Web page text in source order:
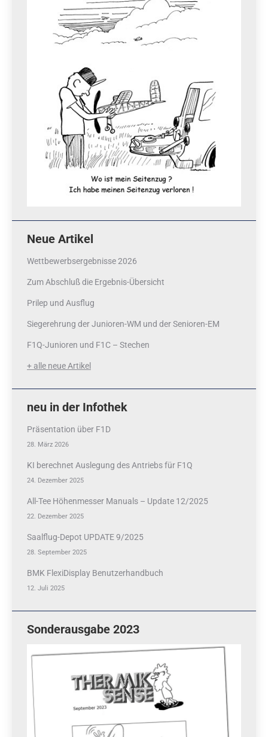
Neue Artikel
Wettbewerbsergebnisse 2026
Zum Abschluß die Ergebnis-Übersicht
Prilep und Ausflug
Siegerehrung der Junioren-WM und der Senioren-EM
F1Q-Junioren und F1C – Stechen
+ alle neue Artikel
neu in der Infothek
Präsentation über F1D
28. März 2026
KI berechnet Auslegung des Antriebs für F1Q
24. Dezember 2025
All-Tee Höhenmesser Manuals – Update 12/2025
22. Dezember 2025
Saalflug-Depot UPDATE 9/2025
28. September 2025
BMK FlexiDisplay Benutzerhandbuch
12. Juli 2025
Sonderausgabe 2023